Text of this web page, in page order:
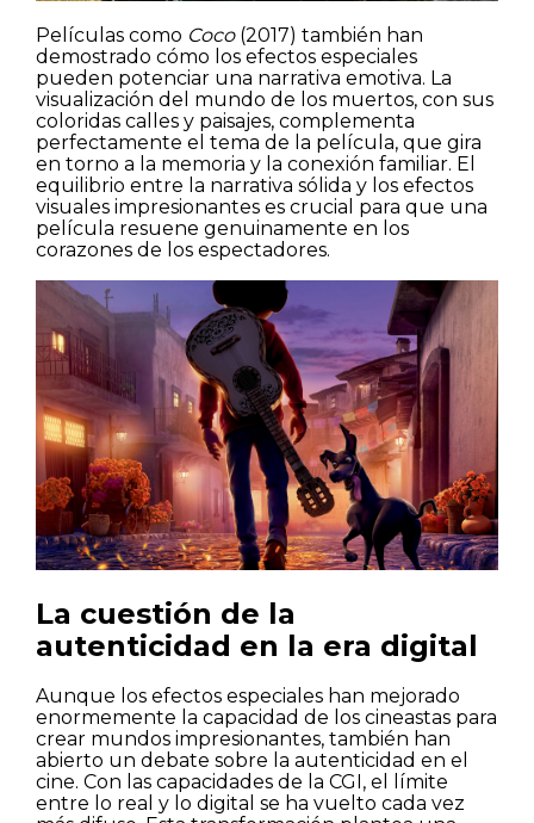
Películas como Coco(2017) también han
demostrado cómo los efectos especiales
pueden potenciar una narrativa emotiva. La
visualización del mundo de los muertos, con sus
coloridas calles y paisajes, complementa
perfectamente el tema de la película, que gira
en torno a la memoria y la conexión familiar. El
equilibrio entre la narrativa sólida y los efectos
visuales impresionantes es crucial para que una
película resuene genuinamente en los
corazones de los espectadores.
La cuestión de la
autenticidad en la era digital
Aunque los efectos especiales han mejorado
enormemente la capacidad de los cineastas para
crear mundos impresionantes, también han
abierto un debate sobre la autenticidad en el
cine. Con las capacidades de la CGI, el límite
entre lo real y lo digital se ha vuelto cada vez